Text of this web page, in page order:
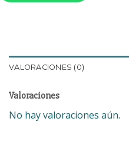
VALORACIONES (0)
Valoraciones
No hay valoraciones aún.